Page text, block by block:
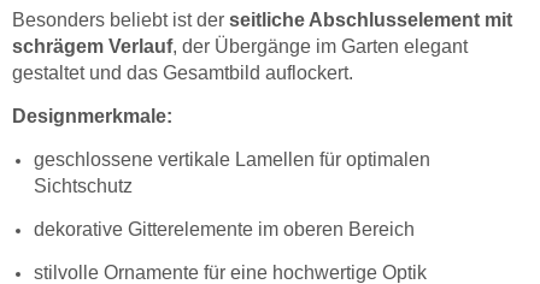
Besonders beliebt ist der seitliche Abschlusselement mit
schrägem Verlauf, der Übergänge im Garten elegant
gestaltet und das Gesamtbild auflockert.
Designmerkmale:
geschlossene vertikale Lamellen für optimalen
Sichtschutz
dekorative Gitterelemente im oberen Bereich
stilvolle Ornamente für eine hochwertige Optik